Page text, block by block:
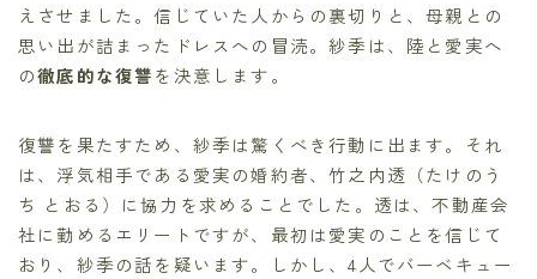
えさせました。信じていた人からの裏切りと、母親との
思い出が詰まったドレスへの冒涜。紗季は、陸と愛実へ
の徹底的な復讐を決意します。
復讐を果たすため、紗季は驚くべき行動に出ます。それ
は、浮気相手である愛実の婚約者、竹之内透（たけのう
ち とおる）に協力を求めることでした。透は、不動産会
社に勤めるエリートですが、最初は愛実のことを信じて
おり、紗季の話を疑います。しかし、4人でバーベキュー